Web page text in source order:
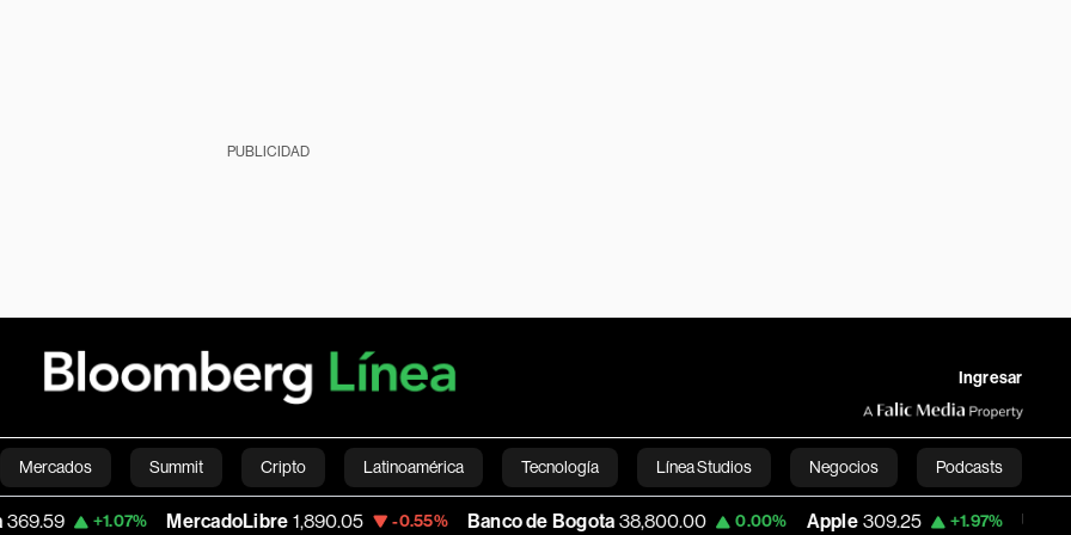
PUBLICIDAD
Ingresar
Mercados Summit Cripto Latinoamérica Tecnología Línea Studios Negocios Podcasts
Economía Estilo de vida Mundo Videos English
MercadoLibre 1,890.05 -0.55% Banco de Bogota 38,800.00 0.00% Apple 309.25 +1.97% USD COP 3,195.99